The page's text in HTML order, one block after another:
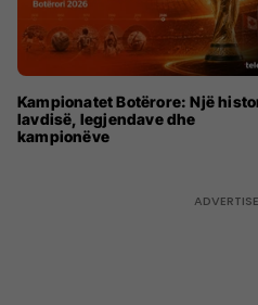
Kampionatet Botërore: Një
lavdisë, legjendave dhe
kampionëve